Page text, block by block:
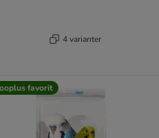
4 varianter
favorit